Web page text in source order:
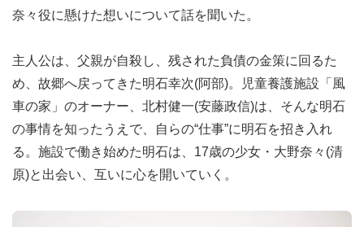
奈々役に懸けた想いについて話を聞いた。
主人公は、父親が自殺し、残された負債の金策に回るた
め、故郷へ戻ってきた明石幸次(阿部)。児童養護施設「風
車の家」のオーナー、北村健一(安藤政信)は、そんな明石
の事情を知ったうえで、自らの“仕事”に明石を招き入れ
る。施設で働き始めた明石は、17歳の少女・大野奈々(清
原)と出会い、互いに心を開いていく。